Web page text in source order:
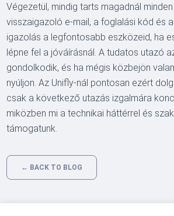
Végezetül, mindig tarts magadnál
visszaigazoló e-mail, a foglalási kód és
igazolás a legfontosabb eszközeid, ha
lépne fel a jóváírásnál. A tudatos utazó
gondolkodik, és ha mégis közbejön
nyúljon. Az Unifly-nál pontosan ezért
csak a következő utazás izgalmára
miközben mi a technikai háttérrel és
támogatunk.
← BACK TO BLOG